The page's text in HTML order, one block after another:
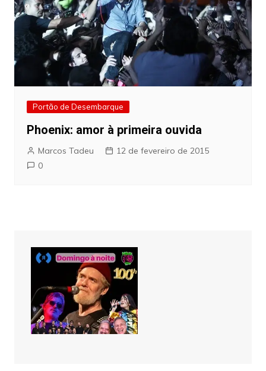
Portão de Desembarque
Phoenix: amor à primeira ouvida
Marcos Tadeu
12 de fevereiro de 2015
0